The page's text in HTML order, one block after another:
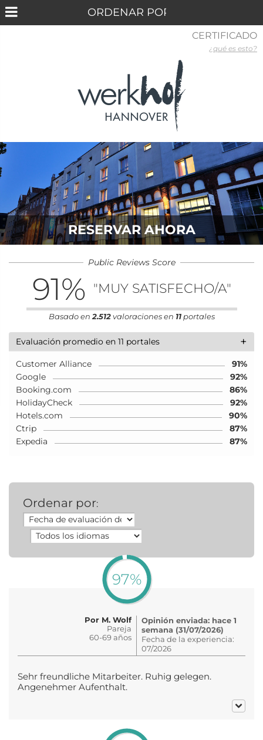
RESERVAR AHORA
Public Reviews Score
91% "MUY SATISFECHO/A"
Basado en 2.512valoraciones en 11portales
+
Evaluación promedio en 11 portales
Customer Alliance
91%
Google
92%
Booking.com
86%
HolidayCheck
92%
Hotels.com
90%
Ctrip
87%
Expedia
87%
Ordenar por:
97%
Por M. Wolf
Pareja
60-69 años
Opinión enviada: hace 1
semana (31/07/2026)
Fecha de la experiencia:
07/2026
Sehr freundliche Mitarbeiter. Ruhig gelegen.
Angenehmer Aufenthalt.
CERTIFICADO
¿qué es esto?